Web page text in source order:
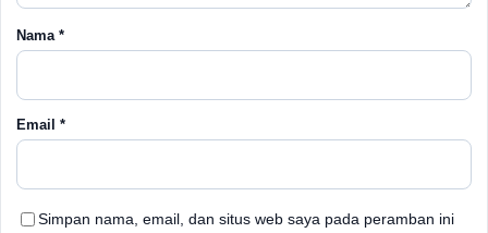
Nama *
Email *
Simpan nama, email, dan situs web saya pada peramban ini